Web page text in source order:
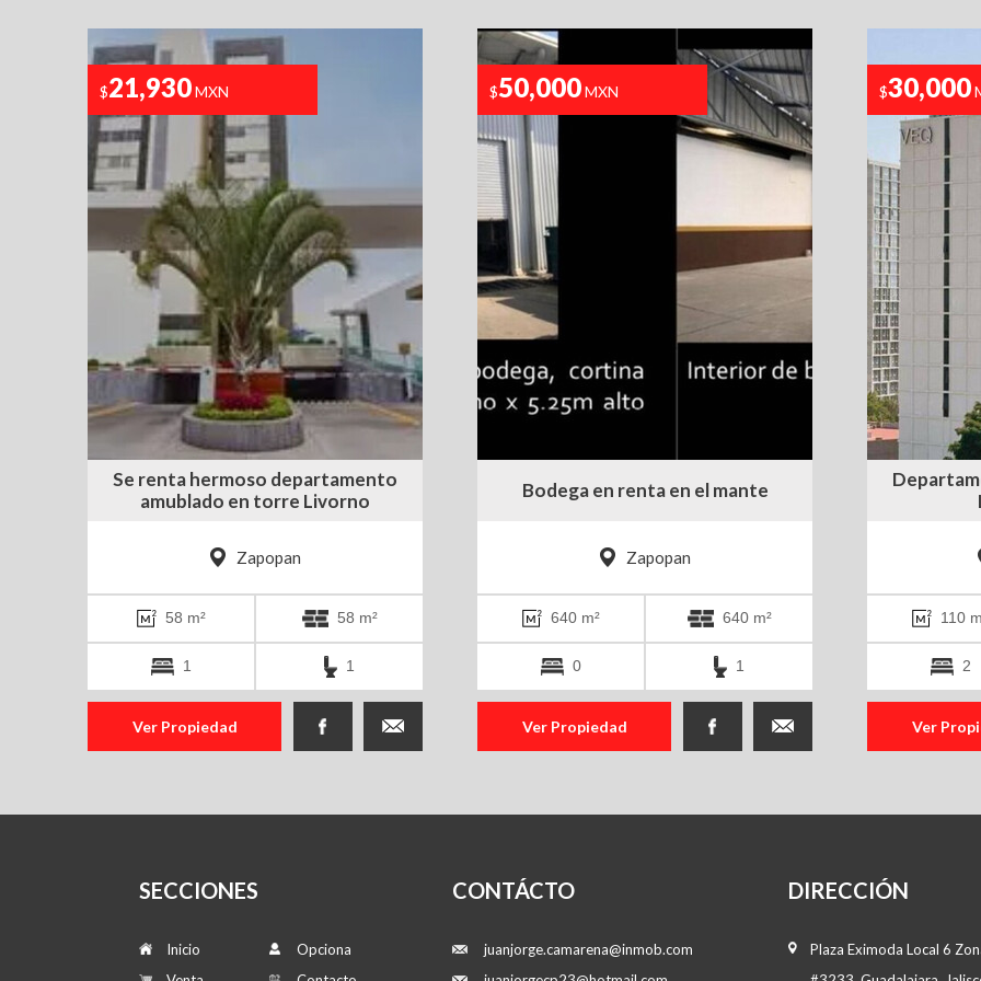
$21,930MXN
Se renta hermoso departamento
amublado en torre Livorno
Zapopan
58 m² 58 m²
1 1
Ver Propiedad
$50,000MXN
Bodega en renta en el mante
Zapopan
640 m² 640 m²
0 1
Ver Propiedad
$30,000
110
2
Ver
SECCIONES
Inicio
Opciona
CONTÁCTO
juanjorge.camarena@inmob.com
DIRECCIÓN
Plaza Eximoda Local 6